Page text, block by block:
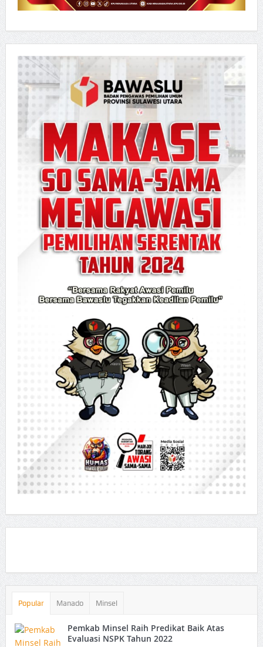
Popular Manado Minsel
Pemkab Minsel Raih Predikat Baik Atas
Evaluasi NSPK Tahun 2022